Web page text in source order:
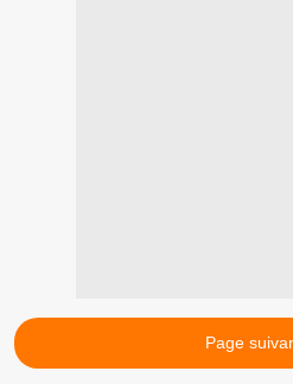
Page